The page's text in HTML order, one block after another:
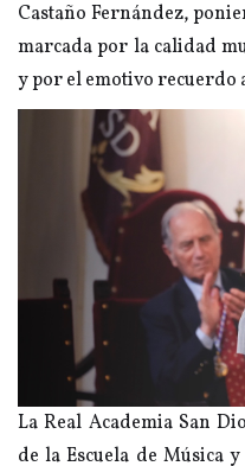
Castaño Fernández,
marcada por la calidad
y por el emotivo recuerdo
La Real Academia San
de la Escuela de Música